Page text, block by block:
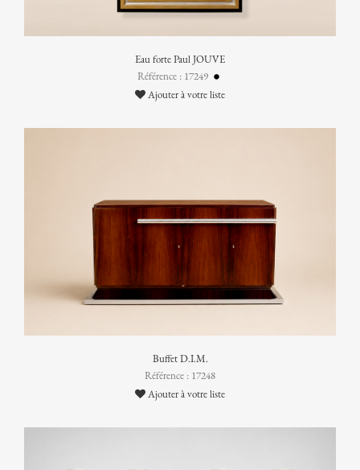
Eau forte Paul JOUVE
Référence : 17249
Ajouter à votre liste
Buffet D.I.M.
Référence : 17248
Ajouter à votre liste